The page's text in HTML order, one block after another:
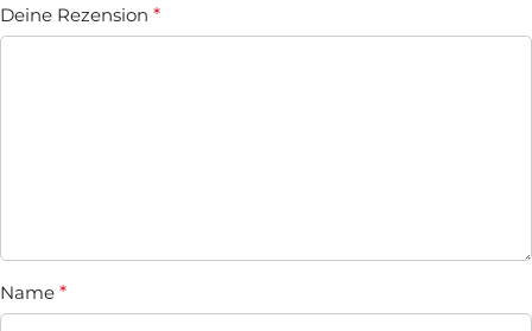
Deine Rezension *
Name *